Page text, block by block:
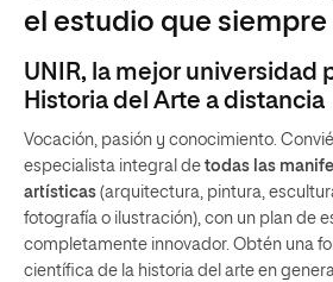
el estudio que
UNIR, la mejor universidad
Historia del Arte a distancia
Vocación, pasión y conocimiento.
especialista integral de todas las
artísticas (arquitectura, pintura,
fotografía o ilustración), con un plan de
completamente innovador. Obtén una
científica de la historia del arte en